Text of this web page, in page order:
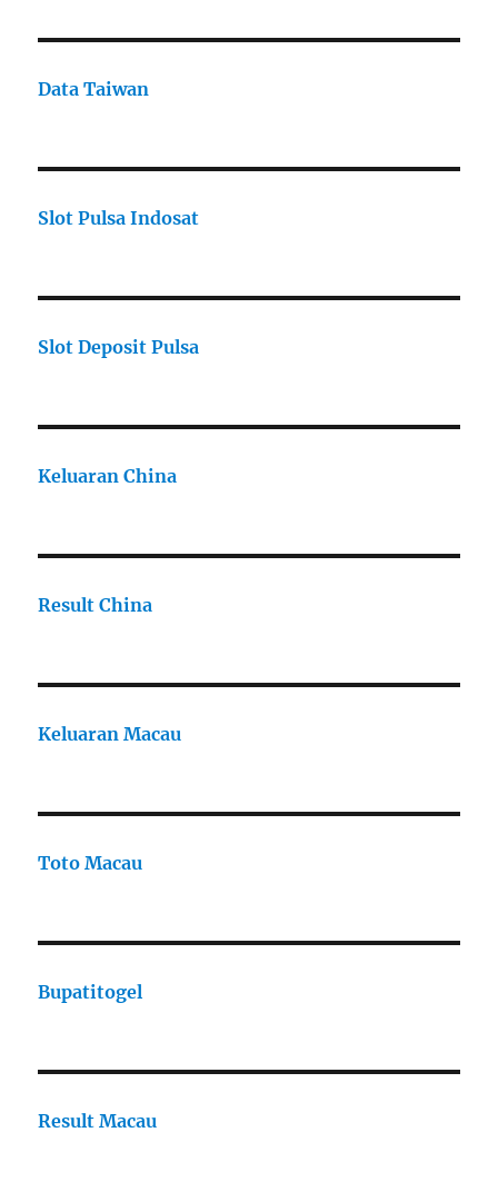
Data Taiwan
Slot Pulsa Indosat
Slot Deposit Pulsa
Keluaran China
Result China
Keluaran Macau
Toto Macau
Bupatitogel
Result Macau